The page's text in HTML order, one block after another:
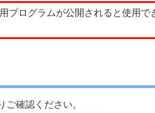
プログラムが公開されると使用
ご確認ください。